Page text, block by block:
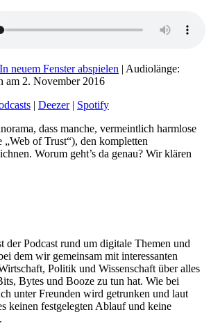
In neuem Fenster abspielen | Audiolänge:
am 2. November 2016
| Deezer| Spotify
dass manche, vermeintlich harmlose
of Trust“), den kompletten
Worum geht’s da genau? Wir klären
der Podcast rund um digitale Themen und
dem wir gemeinsam mit interessanten
Politik und Wissenschaft über alles
Bytes und Booze zu tun hat. Wie bei
unter Freunden wird getrunken und laut
keinen festgelegten Ablauf und keine